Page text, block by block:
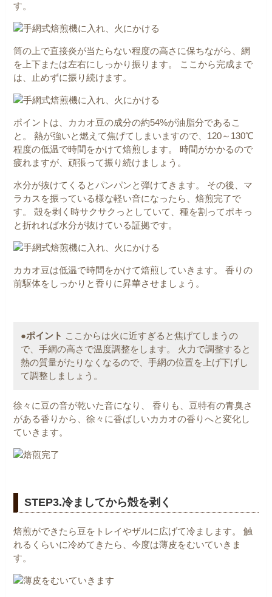
す。
筒の上で直接炎が当たらない程度の高さに保ちながら、網
を上下または左右にしっかり振ります。
ここから完成まで
は、止めずに振り続けます。
ポイントは、カカオ豆の成分の約54%が油脂分であるこ
と。
熱が強いと燃えて焦げてしまいますので、120～130℃
程度の低温で時間をかけて焙煎します。
時間がかかるので
疲れますが、頑張って振り続けましょう。
水分が抜けてくるとパンパンと弾けてきます。
その後、マ
ラカスを振っている様な軽い音になったら、焙煎完了で
す。
殻を剥く時サクサクっとしていて、種を割ってポキっ
と折れれば水分が抜けている証拠です。
カカオ豆は低温で時間をかけて焙煎していきます。
香りの
前駆体をしっかりと香りに昇華させましょう。
●ポイント ここからは火に近すぎると焦げてしまうの
で、手網の高さで温度調整をします。
火力で調整すると
熱の質量がたりなくなるので、手網の位置を上げ下げし
て調整しましょう。
徐々に豆の音が乾いた音になり、
香りも、豆特有の青臭さ
がある香りから、徐々に香ばしいカカオの香りへと変化し
ていきます。
STEP3.冷ましてから殻を剥く
焙煎ができたら豆をトレイやザルに広げて冷まします。
触
れるくらいに冷めてきたら、今度は薄皮をむいていきま
す。